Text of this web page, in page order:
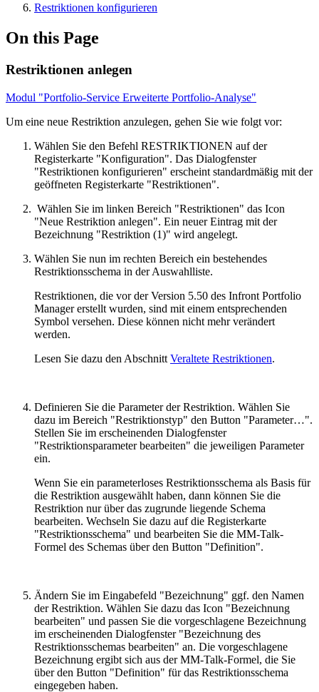
Restriktionen konfigurieren
On this Page
Restriktionen anlegen
Modul "Portfolio-Service Erweiterte Portfolio-Analyse"
Um eine neue Restriktion anzulegen, gehen Sie wie folgt vor:
Wählen Sie den Befehl RESTRIKTIONEN auf der
Registerkarte "Konfiguration". Das Dialogfenster
"Restriktionen konfigurieren" erscheint standardmäßig mit der
geöffneten Registerkarte "Restriktionen".
Wählen Sie im linken Bereich "Restriktionen" das Icon
"Neue Restriktion anlegen". Ein neuer Eintrag mit der
Bezeichnung "Restriktion (1)" wird angelegt.
Wählen Sie nun im rechten Bereich ein bestehendes
Restriktionsschema in der Auswahlliste.
Restriktionen, die vor der Version 5.50 des Infront Portfolio
Manager erstellt wurden, sind mit einem entsprechenden
Symbol versehen. Diese können nicht mehr verändert
werden.
Lesen Sie dazu den Abschnitt Veraltete Restriktionen.
Definieren Sie die Parameter der Restriktion. Wählen Sie
dazu im Bereich "Restriktionstyp" den Button "Parameter…".
Stellen Sie im erscheinenden Dialogfenster
"Restriktionsparameter bearbeiten" die jeweiligen Parameter
ein.
Wenn Sie ein parameterloses Restriktionsschema als Basis für
die Restriktion ausgewählt haben, dann können Sie die
Restriktion nur über das zugrunde liegende Schema
bearbeiten. Wechseln Sie dazu auf die Registerkarte
"Restriktionsschema" und bearbeiten Sie die MM-Talk-
Formel des Schemas über den Button "Definition".
Ändern Sie im Eingabefeld "Bezeichnung" ggf. den Namen
der Restriktion. Wählen Sie dazu das Icon "Bezeichnung
bearbeiten" und passen Sie die vorgeschlagene Bezeichnung
im erscheinenden Dialogfenster "Bezeichnung des
Restriktionsschemas bearbeiten" an. Die vorgeschlagene
Bezeichnung ergibt sich aus der MM-Talk-Formel, die Sie
über den Button "Definition" für das Restriktionsschema
eingegeben haben.